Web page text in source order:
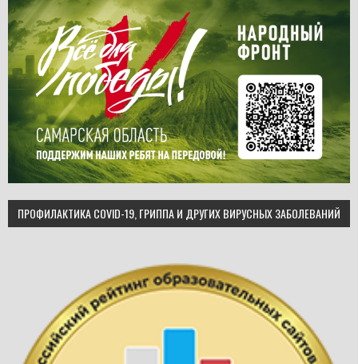
ПРОФИЛАКТИКА COVID-19, ГРИППА И ДРУГИХ ВИРУСНЫХ ЗАБОЛЕВАНИЙ